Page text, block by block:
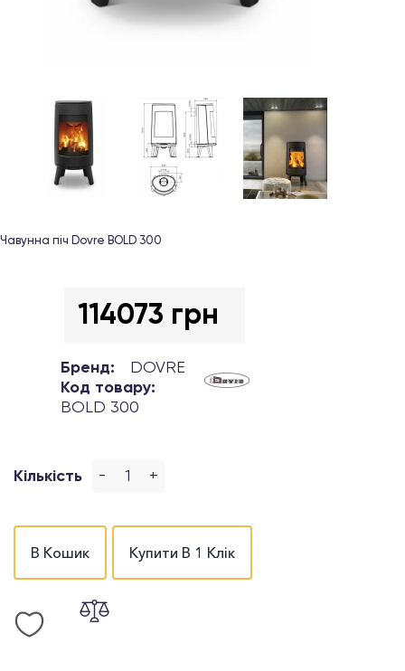
Чавунна піч Dovre BOLD 300
114073 грн
Бренд:
DOVRE
Код товару:
BOLD 300
Кількість - +
В Кошик Купити В 1 Клік